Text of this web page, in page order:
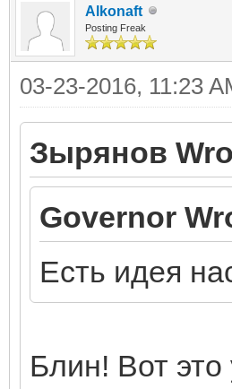
Alkonaft
Posting Freak
03-23-2016, 11:23
Зырянов
Governor
Есть идея
Блин! Вот